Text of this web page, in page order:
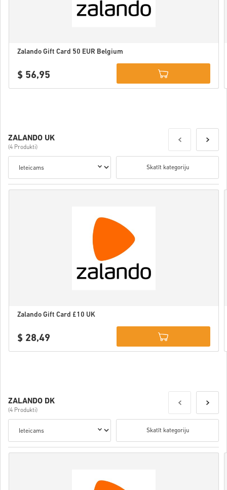
Zalando Gift Card 50 EUR Belgium
$ 56,95
ZALANDO UK
(4 Produkti)
Skatīt kategoriju
Zalando Gift Card £10 UK
$ 28,49
ZALANDO DK
(4 Produkti)
Skatīt kategoriju